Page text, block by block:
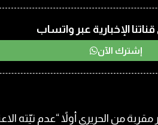
الإخبارية عبر واتساب
إشترك الآن
من الحريري أولاً “عدم نيّته